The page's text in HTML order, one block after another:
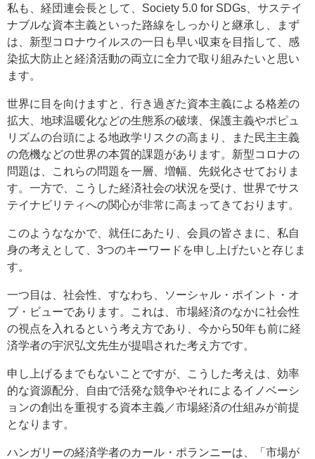
私も、経団連会長として、Society 5.0 for SDGs、サステイ
ナブルな資本主義といった路線をしっかりと継承し、まず
は、新型コロナウイルスの一日も早い収束を目指して、感
染拡大防止と経済活動の両立に全力で取り組みたいと思い
ます。
世界に目を向けますと、行き過ぎた資本主義による格差の
拡大、地球温暖化などの生態系の破壊、保護主義やポピュ
リズムの台頭による地政学リスクの高まり、また民主主義
の危機などの世界の本質的課題があります。新型コロナの
問題は、これらの問題を一層、増幅、先鋭化させておりま
す。一方で、こうした経済社会の状況を受け、世界でサス
テイナビリティへの関心が非常に高まってきております。
このようななかで、就任にあたり、会員の皆さまに、私自
身の考えとして、3つのキーワードを申し上げたいと存じま
す。
一つ目は、社会性、すなわち、ソーシャル・ポイント・オ
ブ・ビューであります。これは、市場経済のなかに社会性
の視点を入れるという考え方であり、今から50年も前に経
済学者の宇沢弘文先生が提唱された考え方です。
申し上げるまでもないことですが、こうした考えは、効率
的な資源配分、自由で活発な競争やそれによるイノベーシ
ョンの創出を重視する資本主義／市場経済の仕組みが前提
となります。
ハンガリーの経済学者のカール・ポランニーは、「市場が